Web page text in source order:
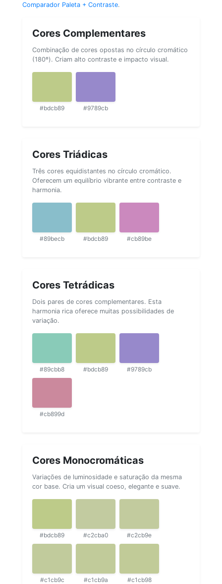
Comparador Paleta + Contraste.
Cores Complementares
Combinação de cores opostas no círculo cromático
(180º). Criam alto contraste e impacto visual.
#bdcb89 #9789cb
Cores Triádicas
Três cores equidistantes no círculo cromático.
Oferecem um equilíbrio vibrante entre contraste e
harmonia.
#89becb #bdcb89 #cb89be
Cores Tetrádicas
Dois pares de cores complementares. Esta
harmonia rica oferece muitas possibilidades de
variação.
#89cbb8 #bdcb89 #9789cb
#cb899d
Cores Monocromáticas
Variações de luminosidade e saturação da mesma
cor base. Cria um visual coeso, elegante e suave.
#bdcb89 #c2cba0 #c2cb9e
#c1cb9c #c1cb9a #c1cb98